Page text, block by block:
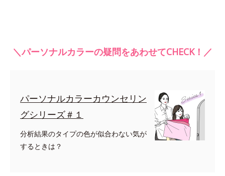
＼パーソナルカラーの疑問をあわせてCHECK！／
パーソナルカラーカウンセリン
グシリーズ＃１
分析結果のタイプの色が似合わない気が
するときは？